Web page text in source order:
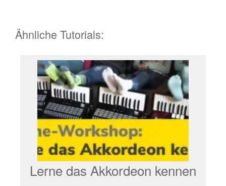
Ähnliche Tutorials:
Lerne das Akkordeon kennen